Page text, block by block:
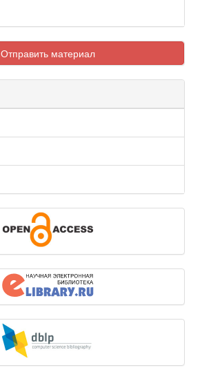
Отправить материал